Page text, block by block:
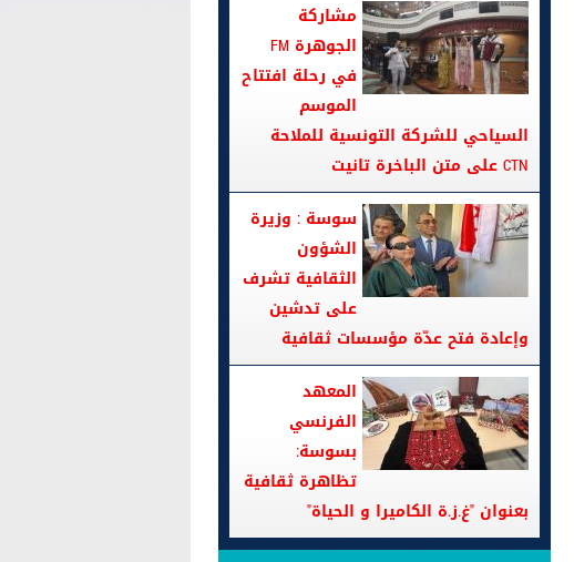
مشاركة
الجوهرة FM
في رحلة افتتاح
الموسم
السياحي للشركة التونسية للملاحة
CTN على متن الباخرة تانيت
سوسة : وزيرة
الشؤون
الثقافية تشرف
على تدشين
وإعادة فتح عدّة مؤسسات ثقافية
المعهد
الفرنسي
بسوسة:
تظاهرة ثقافية
بعنوان "غ.ز.ة الكاميرا و الحياة"